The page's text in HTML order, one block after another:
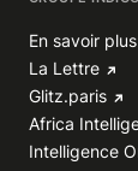
En savoir
La Lettre
Glitz.paris
Africa
Intelligence